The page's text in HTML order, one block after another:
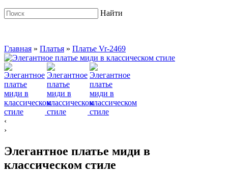
Найти
Главная » Платья » Платье Vr-2469
‹
›
Элегантное платье миди в
классическом стиле